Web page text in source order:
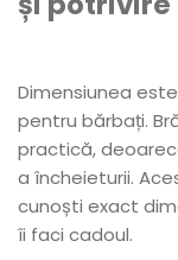
Dimensiunea
pentru bărbați.
practică,
a încheieturii.
cunoști exact
îi faci cadoul.